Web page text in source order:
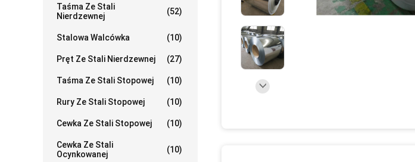
Taśma Ze Stali
Nierdzewnej
(52)
Stalowa Walcówka (10)
Pręt Ze Stali Nierdzewnej (27)
Taśma Ze Stali Stopowej (10)
Rury Ze Stali Stopowej (10)
Cewka Ze Stali Stopowej (10)
Cewka Ze Stali
Ocynkowanej
(10)